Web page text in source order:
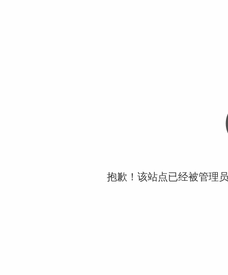
抱歉！该站点已经被管理